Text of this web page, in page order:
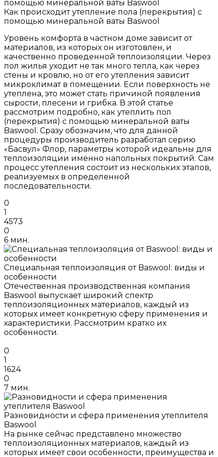
Как происходит утепление пола (перекрытия) с
помощью минеральной ваты Baswool
Уровень комфорта в частном доме зависит от
материалов, из которых он изготовлен, и
качественно проведенной теплоизоляции. Через
пол жилья уходит не так много тепла, как через
стены и кровлю, но от его утепления зависит
микроклимат в помещении. Если поверхность не
утеплена, это может стать причиной появления
сырости, плесени и грибка. В этой статье
рассмотрим подробно, как утеплить пол
(перекрытия) с помощью минеральной ваты
Baswool. Сразу обозначим, что для данной
процедуры производитель разработал серию
«Басвул» Флор, параметры которой идеальны для
теплоизоляции именно напольных покрытий. Сам
процесс утепления состоит из нескольких этапов,
реализуемых в определенной
последовательности.
0
1
4573
0
6 мин.
Специальная теплоизоляция от Baswool: виды и
особенности
Отечественная производственная компания
Baswool выпускает широкий спектр
теплоизоляционных материалов, каждый из
которых имеет конкретную сферу применения и
характеристики. Рассмотрим кратко их
особенности.
0
1
1624
0
7 мин.
Разновидности и сфера применения утеплителя
Baswool
На рынке сейчас представлено множество
теплоизоляционных материалов, каждый из
которых имеет свои особенности, преимущества и